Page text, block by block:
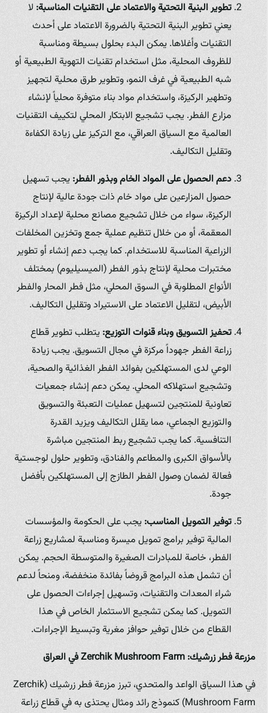
تطوير البنية التحتية والاعتماد على التقنيات المناسبة:لا
يعني تطوير البنية التحتية بالضرورة الاعتماد على أحدث
التقنيات وأغلاها. يمكن البدء بحلول بسيطة ومناسبة
للظروف المحلية، مثل استخدام تقنيات التهوية الطبيعية أو
شبه الطبيعية في غرف النمو، وتطوير طرق محلية لتجهيز
وتطهير الركيزة، واستخدام مواد بناء متوفرة محلياً لإنشاء
مزارع الفطر. يجب تشجيع الابتكار المحلي لتكييف التقنيات
العالمية مع السياق العراقي، مع التركيز على زيادة الكفاءة
وتقليل التكاليف.
دعم الحصول على المواد الخام وبذور الفطر:يجب تسهيل
حصول المزارعين على مواد خام ذات جودة عالية لإنتاج
الركيزة، سواء من خلال تشجيع مصانع محلية لإعداد الركيزة
المعقمة، أو من خلال تنظيم عملية جمع وتخزين المخلفات
الزراعية المناسبة للاستخدام. كما يجب دعم إنشاء أو تطوير
مختبرات محلية لإنتاج بذور الفطر (الميسيليوم) بمختلف
الأنواع المطلوبة في السوق المحلي، مثل فطر المحار والفطر
الأبيض، لتقليل الاعتماد على الاستيراد وتقليل التكاليف.
تحفيز التسويق وبناء قنوات التوزيع:يتطلب تطوير قطاع
زراعة الفطر جهوداً مركزة في مجال التسويق. يجب زيادة
الوعي لدى المستهلكين بفوائد الفطر الغذائية والصحية،
وتشجيع استهلاكه المحلي. يمكن دعم إنشاء جمعيات
تعاونية للمنتجين لتسهيل عمليات التعبئة والتسويق
والتوزيع الجماعي، مما يقلل التكاليف ويزيد القدرة
التنافسية. كما يجب تشجيع ربط المنتجين مباشرة
بالأسواق الكبرى والمطاعم والفنادق، وتطوير حلول لوجستية
فعالة لضمان وصول الفطر الطازج إلى المستهلكين بأفضل
جودة.
توفير التمويل المناسب:يجب على الحكومة والمؤسسات
المالية توفير برامج تمويل ميسرة ومناسبة لمشاريع زراعة
الفطر، خاصة للمبادرات الصغيرة والمتوسطة الحجم. يمكن
أن تشمل هذه البرامج قروضاً بفائدة منخفضة، ومنحاً لدعم
شراء المعدات والتقنيات، وتسهيل إجراءات الحصول على
التمويل. كما يمكن تشجيع الاستثمار الخاص في هذا
القطاع من خلال توفير حوافز مغرية وتبسيط الإجراءات.
مزرعة فطر زرشيك: Zerchik Mushroom Farm في العراق
في هذا السياق الواعد والمتحدي، تبرز مزرعة فطر زرشيك (Zerchik
Mushroom Farm) كنموذج رائد ومثال يحتذى به في قطاع زراعة